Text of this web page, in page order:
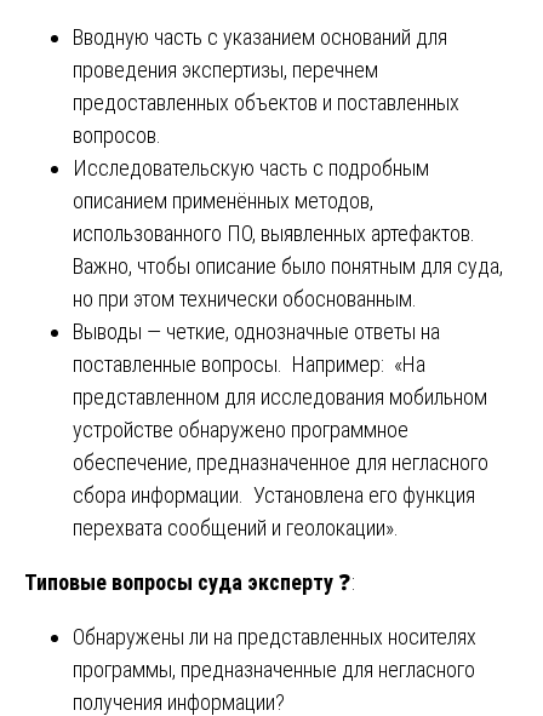
Вводную часть с указанием оснований для
проведения экспертизы, перечнем
предоставленных объектов и поставленных
вопросов.
Исследовательскую часть с подробным
описанием применённых методов,
использованного ПО, выявленных артефактов.
Важно, чтобы описание было понятным для суда,
но при этом технически обоснованным.
Выводы — четкие, однозначные ответы на
поставленные вопросы. Например: «На
представленном для исследования мобильном
устройстве обнаружено программное
обеспечение, предназначенное для негласного
сбора информации. Установлена его функция
перехвата сообщений и геолокации».
Типовые вопросы суда эксперту ❓:
Обнаружены ли на представленных носителях
программы, предназначенные для негласного
получения информации?